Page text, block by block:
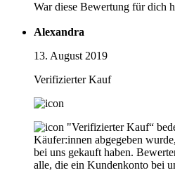
War diese Bewertung für dich
Alexandra
13. August 2019
Verifizierter Kauf
"Verifizierter Kauf“
Käufer:innen abgegeben
bei uns gekauft haben.
alle, die ein Kundenkonto bei